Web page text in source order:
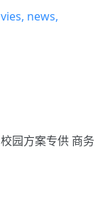
校园方案专供 商务